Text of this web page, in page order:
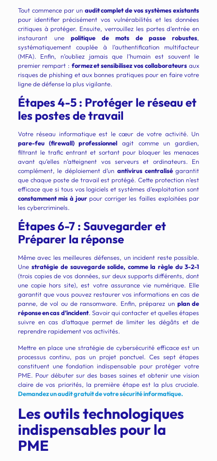
Tout commence par un audit complet de vos systèmes existants
pour identifier précisément vos vulnérabilités et les données
critiques à protéger. Ensuite, verrouillez les portes d’entrée en
instaurant unepolitique de mots de passe robustes,
systématiquement couplée à l’authentification multifacteur
(MFA). Enfin, n’oubliez jamais que l’humain est souvent le
premier rempart : formez et sensibilisez vos collaborateurs aux
risques de phishing et aux bonnes pratiques pour en faire votre
ligne de défense la plus vigilante.
Étapes 4-5 : Protéger le réseau et
les postes de travail
Votre réseau informatique est le cœur de votre activité. Un
pare-feu (firewall) professionnel agit comme un gardien,
filtrant le trafic entrant et sortant pour bloquer les menaces
avant qu’elles n’atteignent vos serveurs et ordinateurs. En
complément, le déploiement d’unantivirus centraliségarantit
que chaque poste de travail est protégé. Cette protection n’est
efficace que si tous vos logiciels et systèmes d’exploitation sont
constamment mis à jourpour corriger les failles exploitées par
les cybercriminels.
Étapes 6-7 : Sauvegarder et
Préparer la réponse
Même avec les meilleures défenses, un incident reste possible.
Unestratégie de sauvegarde solide, comme la règle du 3-2-1
(trois copies de vos données, sur deux supports différents, dont
une copie hors site), est votre assurance vie numérique. Elle
garantit que vous pouvez restaurer vos informations en cas de
panne, de vol ou de ransomware. Enfin, préparez un plan de
réponse en cas d’incident. Savoir qui contacter et quelles étapes
suivre en cas d’attaque permet de limiter les dégâts et de
reprendre rapidement vos activités.
Mettre en place une stratégie de cybersécurité efficace est un
processus continu, pas un projet ponctuel. Ces sept étapes
constituent une fondation indispensable pour protéger votre
PME. Pour débuter sur des bases saines et obtenir une vision
claire de vos priorités, la première étape est la plus cruciale.
Demandez un audit gratuit de votre sécurité informatique.
Les outils technologiques
indispensables pour la
PME